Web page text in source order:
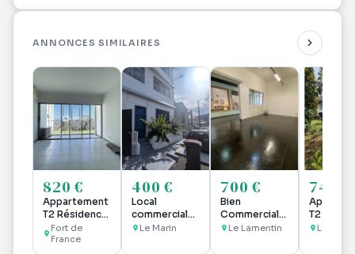
ANNONCES SIMILAIRES
820 €
Appartement
T2 Résidence
France
Horizon
Fort de
France
400 €
Local
commercial
Le Marin 16.85
Le Marin
700 €
Bien
Commercial À
Louer
Le Lamentin
740 €
T2
louer au
Le